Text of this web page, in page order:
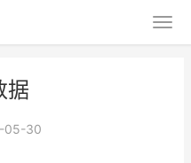
据
05-30